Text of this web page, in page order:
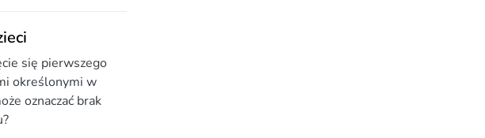
się pierwszego
określonymi w
oznaczać brak